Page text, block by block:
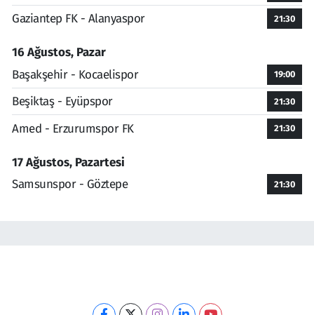
Gaziantep FK - Alanyaspor 21:30
16 Ağustos, Pazar
Başakşehir - Kocaelispor
19:00
Beşiktaş - Eyüpspor 21:30
Amed - Erzurumspor FK 21:30
17 Ağustos, Pazartesi
Samsunspor - Göztepe
21:30